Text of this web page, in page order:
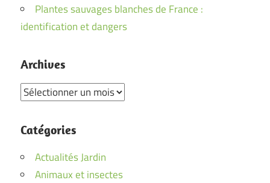
Plantes sauvages blanches de France :
identification et dangers
Archives
Archives
Catégories
Actualités Jardin
Animaux et insectes